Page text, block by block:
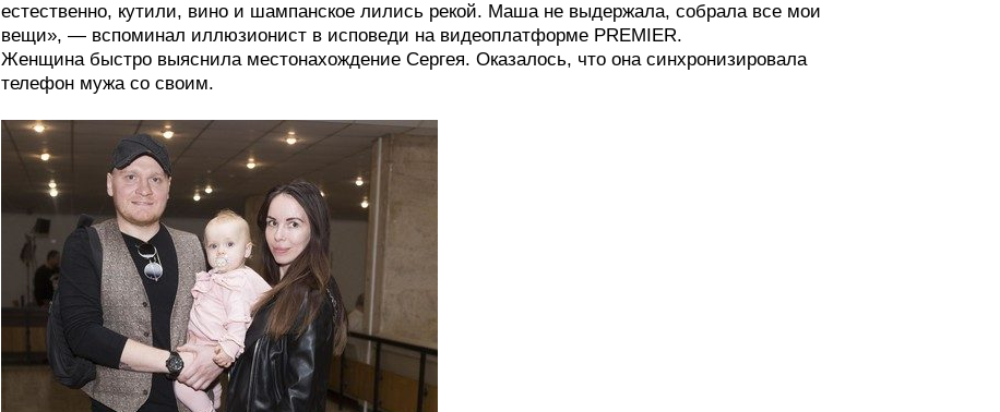
естественно, кутили, вино и шампанское лились рекой. Маша не выдержала, собрала все мои
вещи», — вспоминал иллюзионист в исповеди на видеоплатформе PREMIER.
Женщина быстро выяснила местонахождение Сергея. Оказалось, что она синхронизировала
телефон мужа со своим.